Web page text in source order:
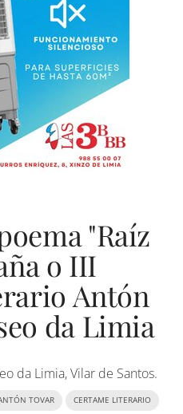
"Raíz
o III
Antón
da Limia
da Limia, Vilar de Santos.
TOVAR CERTAME LITERARIO